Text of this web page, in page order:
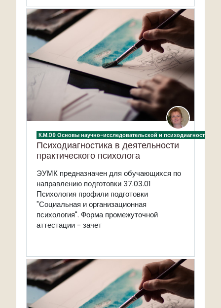
К.М.09 Основы научно-исследовательской и
Психодиагностика в деятельности
практического психолога
ЭУМК предназначен для обучающихся по
направлению подготовки 37.03.01
Психология профили подготовки
"Социальная и организационная
психология". Форма промежуточной
аттестации - зачет